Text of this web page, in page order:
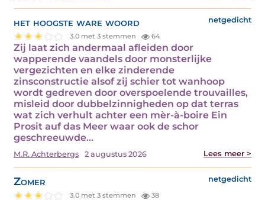
het hoogste ware woord netgedicht
3.0 met 3 stemmen 64
Zij laat zich andermaal afleiden door
wapperende vaandels door monsterlijke
vergezichten en elke zinderende
zinsconstructie alsof zij schier tot wanhoop
wordt gedreven door overspoelende trouvailles,
misleid door dubbelzinnigheden op dat terras
wat zich verhult achter een mèr-à-boire Ein
Prosit auf das Meer waar ook de schor
geschreeuwde…
M.R. Achterbergs 2 augustus 2026 Lees meer >
Zomer netgedicht
3.0 met 3 stemmen 38